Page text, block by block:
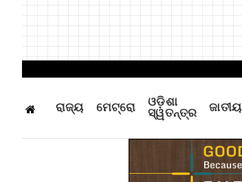
ରାଜ୍ୟ ମେଟ୍ରୋ
ଓଡ଼ିଶା
ସ୍ୱତନ୍ତ୍ର
ଜାତୀୟ